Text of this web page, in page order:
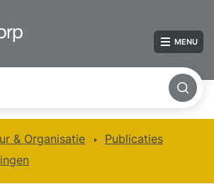
MENU
& Organisatie
Publicaties